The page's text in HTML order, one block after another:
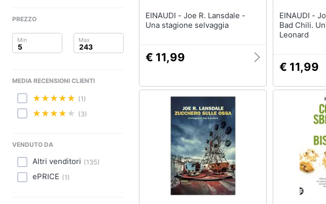
Prima infanzia
Fotografia
Sport
PREZZO
MEDIA RECENSIONI CLIENTI
(1)
(3)
VENDUTO DA
Altri venditori (135)
ePRICE (1)
EINAUDI - Joe R. Lansdale -
Una stagione selvaggia
€ 11,99
EINAUDI - Joe R. Lansdale -
Bad Chili.
Leonard
€ 11,99